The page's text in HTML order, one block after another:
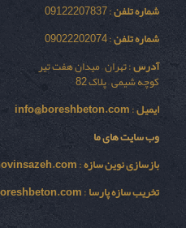
شماره تلفن: 09122207837
شماره تلفن: 09022202074
آدرس: تهران – میدان هفت تیر
کوچه شیمی – پلاک 82
ایمیل:
info@boreshbeton.com
وب سایت های ما
بازسازی نوين سازه:
تخریب سازه پارسا: